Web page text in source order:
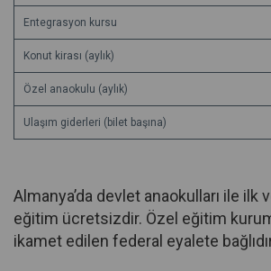
Entegrasyon kursu
Konut kirası (aylık)
Özel anaokulu (aylık)
Ulaşım giderleri (bilet başına)
Almanya’da devlet anaokulları ile ilk
eğitim ücretsizdir. Özel eğitim
ikamet edilen federal eyalete